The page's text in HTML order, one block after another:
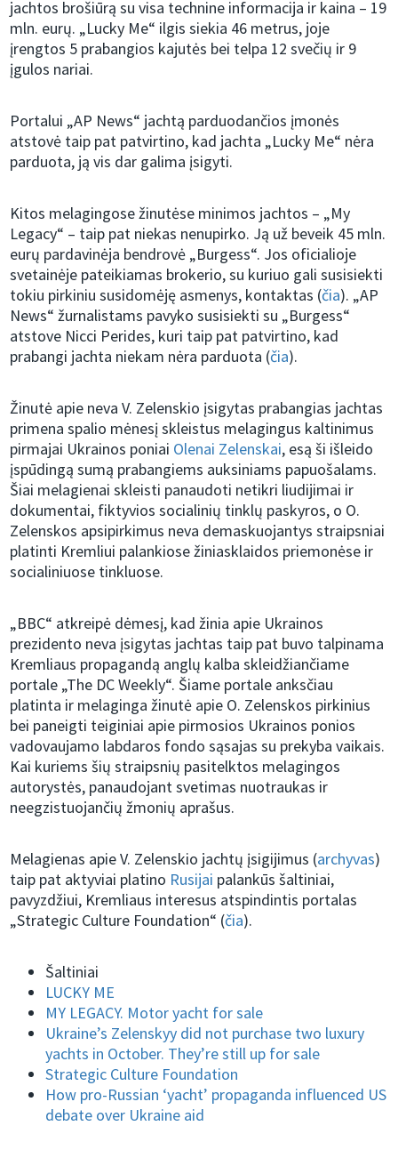
jachtos brošiūrą su visa technine informacija ir kaina – 19
mln. eurų. „Lucky Me“ ilgis siekia 46 metrus, joje
įrengtos 5 prabangios kajutės bei telpa 12 svečių ir 9
įgulos nariai.
Portalui „AP News“ jachtą parduodančios įmonės
atstovė taip pat patvirtino, kad jachta „Lucky Me“ nėra
parduota, ją vis dar galima įsigyti.
Kitos melagingose žinutėse minimos jachtos – „My
Legacy“ – taip pat niekas nenupirko. Ją už beveik 45 mln.
eurų pardavinėja bendrovė „Burgess“. Jos oficialioje
svetainėje pateikiamas brokerio, su kuriuo gali susisiekti
tokiu pirkiniu susidomėję asmenys, kontaktas (čia). „AP
News“ žurnalistams pavyko susisiekti su „Burgess“
atstove Nicci Perides, kuri taip pat patvirtino, kad
prabangi jachta niekam nėra parduota (čia).
Žinutė apie neva V. Zelenskio įsigytas prabangias jachtas
primena spalio mėnesį skleistus melagingus kaltinimus
pirmajai Ukrainos poniai Olenai Zelenskai, esą ši išleido
įspūdingą sumą prabangiems auksiniams papuošalams.
Šiai melagienai skleisti panaudoti netikri liudijimai ir
dokumentai, fiktyvios socialinių tinklų paskyros, o O.
Zelenskos apsipirkimus neva demaskuojantys straipsniai
platinti Kremliui palankiose žiniasklaidos priemonėse ir
socialiniuose tinkluose.
„BBC“ atkreipė dėmesį, kad žinia apie Ukrainos
prezidento neva įsigytas jachtas taip pat buvo talpinama
Kremliaus propagandą anglų kalba skleidžiančiame
portale „The DC Weekly“. Šiame portale anksčiau
platinta ir melaginga žinutė apie O. Zelenskos pirkinius
bei paneigti teiginiai apie pirmosios Ukrainos ponios
vadovaujamo labdaros fondo sąsajas su prekyba vaikais.
Kai kuriems šių straipsnių pasitelktos melagingos
autorystės, panaudojant svetimas nuotraukas ir
neegzistuojančių žmonių aprašus.
Melagienas apie V. Zelenskio jachtų įsigijimus (archyvas)
taip pat aktyviai platino Rusijai palankūs šaltiniai,
pavyzdžiui, Kremliaus interesus atspindintis portalas
„Strategic Culture Foundation“ (čia).
Šaltiniai
LUCKY ME
MY LEGACY. Motor yacht for sale
Ukraine’s Zelenskyy did not purchase two luxury
yachts in October. They’re still up for sale
Strategic Culture Foundation
How pro-Russian ‘yacht’ propaganda influenced US
debate over Ukraine aid